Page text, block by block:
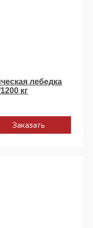
лебедка
кг
Заказать